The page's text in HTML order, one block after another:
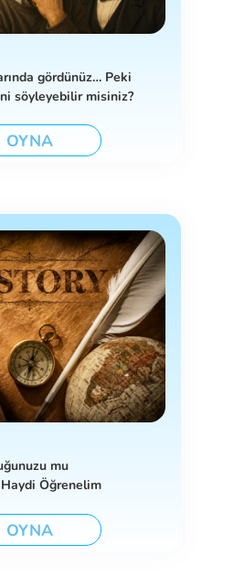
gördünüz… Peki
söyleyebilir misiniz?
OYNA
mu
Öğrenelim
OYNA